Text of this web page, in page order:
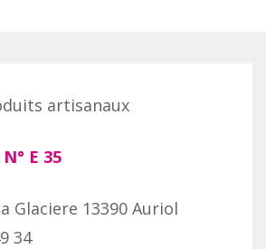
artisanaux
E 35
Glaciere 13390 Auriol
34